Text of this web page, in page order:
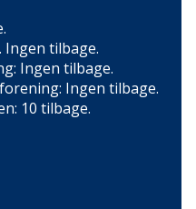
Ingen tilbage.
Ingen tilbage.
Ingen tilbage.
10 tilbage.